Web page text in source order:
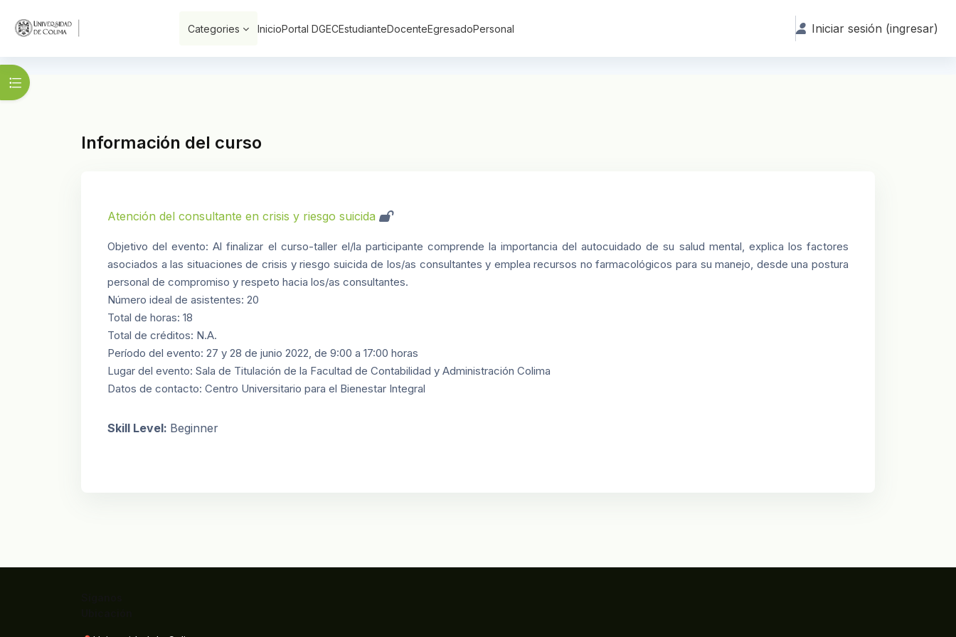
Saltar al contenido principal Categories InicioPortal DGECEstudianteDocenteEgresadoPersonal Iniciar sesión (ingresar)
Abrir índice del curso
Información del curso
Atención del consultante en crisis y riesgo suicida
Objetivo del evento: Al finalizar el curso-taller el/la participante comprende la importancia del autocuidado de su salud mental, explica los factores
asociados a las situaciones de crisis y riesgo suicida de los/as consultantes y emplea recursos no farmacológicos para su manejo, desde una postura
personal de compromiso y respeto hacia los/as consultantes.
Número ideal de asistentes: 20
Total de horas: 18
Total de créditos: N.A.
Período del evento: 27 y 28 de junio 2022, de 9:00 a 17:00 horas
Lugar del evento: Sala de Titulación de la Facultad de Contabilidad y Administración Colima
Datos de contacto: Centro Universitario para el Bienestar Integral
Skill Level: Beginner